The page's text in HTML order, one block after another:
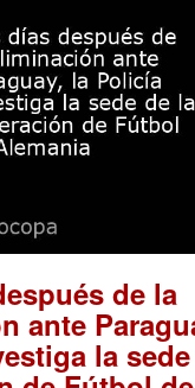
de la
ante
la